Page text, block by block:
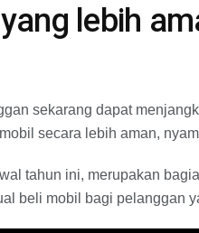
lebih
sekarang dapat
secara lebih aman,
tahun ini, merupakan
beli mobil bagi pelanggan